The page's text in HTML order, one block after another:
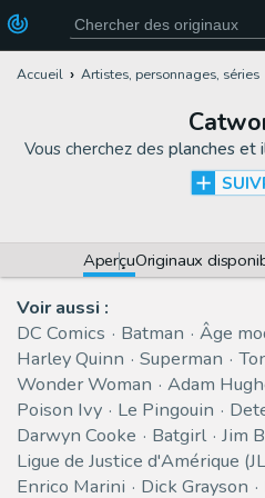
Accueil Artistes, personnages, séries
Vous cherchez des planches et
AperçuOriginaux
Voir aussi :
DC Comics
Batman Âge
Harley Quinn
Superman
Wonder Woman
Adam
Poison Ivy
Le Pingouin
Darwyn Cooke
Batgirl Jim
Ligue de Justice d'Amérique
Enrico Marini
Dick Grayson